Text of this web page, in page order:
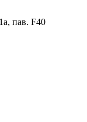
пав. F40